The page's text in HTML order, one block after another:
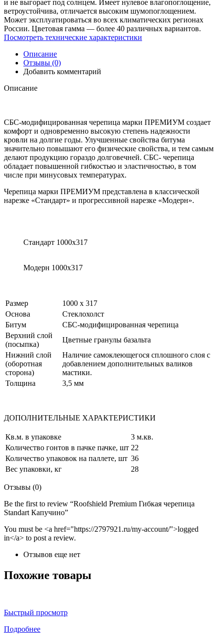
и не выгорает под солнцем. Имеет нулевое влагопоглощение,
ветроустойчива, отличается высоким шумопоглощением.
Может эксплуатироваться во всех климатических регионах
России. Цветовая гамма — более 40 различных вариантов.
Посмотреть технические характеристики
Описание
Отзывы (0)
Добавить комментарий
Описание
СБС-модифицированная черепица марки ПРЕМИУМ создает
комфорт и одновременно высокую степень надежности
кровли на долгие годы. Улучшенные свойства битума
значительно повышают его физические свойства, и тем самым
делают продукцию гораздо долговечней. СБС- черепица
обладает повышенной гибкостью и эластичностью, в том
числе при минусовых температурах.
Черепица марки ПРЕМИУМ представлена в классической
нарезке «Стандарт» и прогрессивной нарезке «Модерн».
Стандарт 1000х317
Модерн 1000х317
Размер
1000 х 317
Основа
Стеклохолст
Битум
СБС-модифицированная черепица
Верхний слой
(посыпка)
Цветные гранулы базальта
Нижний слой
(оборотная
сторона)
Наличие самоклеющегося сплошного слоя с
добавлением дополнительных валиков
мастики.
Толщина
3,5 мм
ДОПОЛНИТЕЛЬНЫЕ ХАРАКТЕРИСТИКИ
Кв.м. в упаковке
3 м.кв.
Количество гонтов в пачке пачке, шт 22
Количество упаковок на паллете, шт 36
Вес упаковки, кг
28
Отзывы (0)
Be the first to review “Roofshield Premium Гибкая черепица
Standart Капучино”
You must be <a href="https://2797921.ru/my-account/">logged
in</a> to post a review.
Отзывов еще нет
Похожие товары
Быстрый просмотр
Подробнее